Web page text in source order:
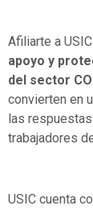
Afiliarte a
apoyo y
del sector
convierten en
las
trabajadores
USIC cuenta